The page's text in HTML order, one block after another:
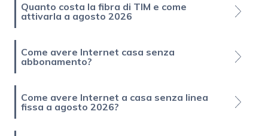
Quanto costa la fibra di TIM e come
attivarla a agosto 2026
Come avere Internet casa senza
abbonamento?
Come avere Internet a casa senza linea
fissa a agosto 2026?